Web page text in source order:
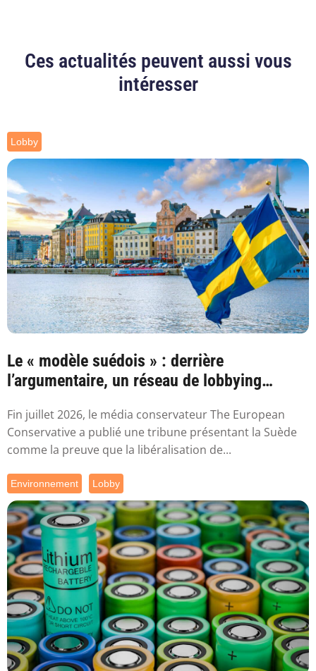
Ces actualités peuvent aussi vous
intéresser
Lobby
Le « modèle suédois » : derrière
l’argumentaire, un réseau de lobbying
Fin juillet 2026, le média conservateur The European
Conservative a publié une tribune présentant la Suède
comme la preuve que la libéralisation de...
Environnement Lobby